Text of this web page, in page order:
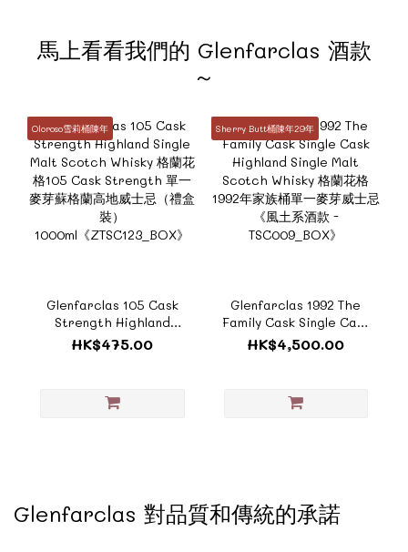
馬上看看我們的 Glenfarclas 酒款
～
Oloroso雪莉桶陳年
Glenfarclas 105 Cask
Strength Highland
Single Malt Scotch
Whisky 格蘭花格105
裝）
HK$475.00
Sherry Butt桶陳年29年
Glenfarclas 1992 The
Family Cask Single Cask
Highland Single Malt
Scotch Whisky 格蘭花格
TSC009_BOX》
HK$4,500.00
Glenfarclas 對品質和傳統的承諾